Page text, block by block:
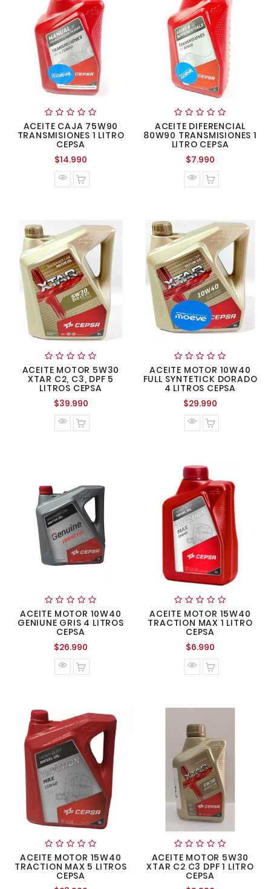
ACEITE CAJA 75W90
TRANSMISIONES 1 LITRO
CEPSA
$14.990
normal
ACEITE DIFERENCIAL
80W90 TRANSMISIONES 1
LITRO CEPSA
$7.990
normal
ACEITE MOTOR 5W30
XTAR C2, C3, DPF 5
LITROS CEPSA
$39.990Precio
normal
ACEITE MOTOR 10W40
FULL SYNTETICK DORADO
4 LITROS CEPSA
$29.990
normal
ACEITE MOTOR 10W40
GENIUNE GRIS 4 LITROS
CEPSA
$26.990
normal
ACEITE MOTOR 15W40
TRACTION MAX 1 LITRO
CEPSA
$6.990
normal
ACEITE MOTOR 15W40
TRACTION MAX 5 LITROS
CEPSA
ACEITE MOTOR 5W30
XTAR C2 C3 DPF 1 LITRO
CEPSA